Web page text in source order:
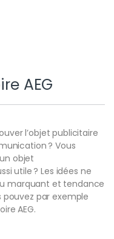
AEG
l’objet publicitaire
? Vous
objet
utile ? Les idées ne
marquant et tendance
par exemple
AEG.